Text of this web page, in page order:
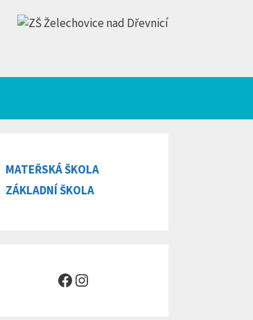
MATEŘSKÁ ŠKOLA
ZÁKLADNÍ ŠKOLA
Facebook
Instagram